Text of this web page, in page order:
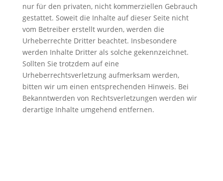
nur für den privaten, nicht kommerziellen Gebrauch
gestattet. Soweit die Inhalte auf dieser Seite nicht
vom Betreiber erstellt wurden, werden die
Urheberrechte Dritter beachtet. Insbesondere
werden Inhalte Dritter als solche gekennzeichnet.
Sollten Sie trotzdem auf eine
Urheberrechtsverletzung aufmerksam werden,
bitten wir um einen entsprechenden Hinweis. Bei
Bekanntwerden von Rechtsverletzungen werden wir
derartige Inhalte umgehend entfernen.